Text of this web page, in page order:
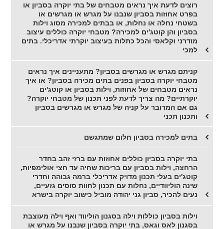
רוצים לדעת איך נראים מטבחים של בתי יוקרה בסביון או
בפרט אחוזות בסביון שנבנו על מגרש או מגרשים או
בשטחי נחלה או נחלות, או בבתים למכירה מסוג וילות
בסביון והן קוטג'ים למכירה? מטבחי יוקרה כוללים עיצוב
מודרני וקלאסי והכל כתלות בעיצוב יוקרתי אדריכלי. בתים
למכי
קניתם מגרש או מגרשים בסביון? מתעניינים איך נראים
מטבחי יוקרה בסביון בפנים בתים מכירה בסביון? או איך
נראים מטבחים של אחוזות, וילות בסביון או קוטג'ים
יוקרתיים? מה צריך לדעת לפני תכנון של מטבחי יוקרה?
גם אם המדובר על קניה של מגרש או מגרשים בסביון
ותכנון תכני
בתים למכירה בסביון חלום שמתגשם
בתי יוקרה בסביון כוללים אחוזות עם ברזי זהב בחדר
הרחצה, וילות בסביון עם בריכות שחיה עד חצי אולימפיות,
קוטג'ים בעלי תכנון מדויק אדריכלי ברמה גבוהה וחדרי
שינה הוליוודיים, נחלות עם תכנון לחוות סוסים גזעיים,
נעים להכיר, סביון גני יהודה מוביל כישוב יוקרה בישרא
וילות בסביון כוללות וילה בסגנון הוליווד ואף וילה מעוצבת
בסגנון לאס וגאס, בתי יוקרה בסביון שנבנו על מגרש או